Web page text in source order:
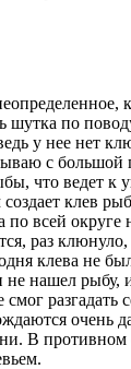
шутка по
у нее нет
с
что ведет к
клев
по всей округе
раз
клева не
не нашел рыбу,
разгадать
очень
В противном